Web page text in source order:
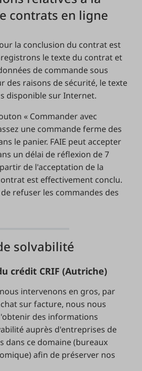
contrats en ligne
la conclusion du contrat est
le texte du contrat et
de commande sous
des raisons de sécurité, le texte
disponible sur Internet.
« Commander avec
une commande ferme des
le panier. FAIE peut accepter
un délai de réflexion de 7
de l'acceptation de la
est effectivement conclu.
refuser les commandes des
solvabilité
crédit CRIF (Autriche)
intervenons en gros, par
sur facture, nous nous
des informations
auprès d'entreprises de
dans ce domaine (bureaux
afin de préserver nos